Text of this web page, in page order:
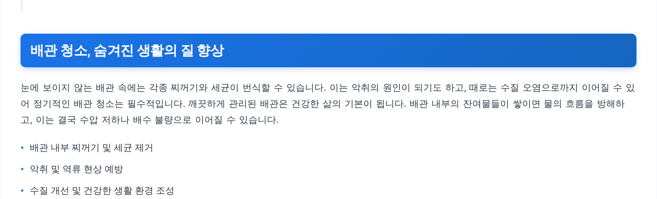
배관 청소, 숨겨진 생활의 질 향상
눈에 보이지 않는 배관 속에는 각종 찌꺼기와 세균이 번식할 수 있습니다. 이는 악취의 원인이 되기도 하고, 때로는 수질 오염으로까지 이어질 수 있
어 정기적인 배관 청소는 필수적입니다. 깨끗하게 관리된 배관은 건강한 삶의 기본이 됩니다. 배관 내부의 잔여물들이 쌓이면 물의 흐름을 방해하
고, 이는 결국 수압 저하나 배수 불량으로 이어질 수 있습니다.
배관 내부 찌꺼기 및 세균 제거
악취 및 역류 현상 예방
수질 개선 및 건강한 생활 환경 조성